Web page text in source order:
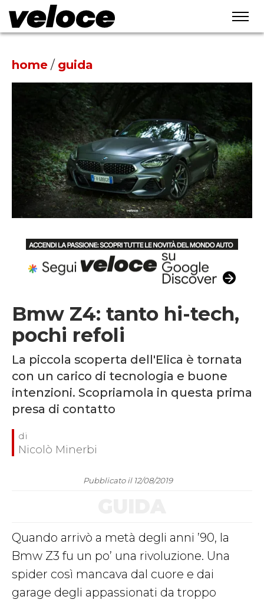
home / guida
Bmw Z4: tanto hi-tech,
pochi refoli
La piccola scoperta dell'Elica è tornata
con un carico di tecnologia e buone
intenzioni. Scopriamola in questa prima
presa di contatto
Nicolò Minerbi
Pubblicato il 12/08/2019
Quando arrivò a metà degli anni ’90, la
Bmw Z3 fu un po’ una rivoluzione. Una
spider così mancava dal cuore e dai
garage degli appassionati da troppo